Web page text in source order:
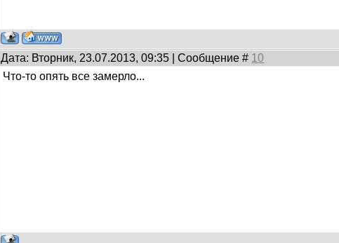
Дата: Вторник, 23.07.2013, 09:35 | Сообщение # 10
Что-то опять все замерло...